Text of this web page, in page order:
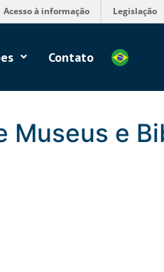
Acesso à informação Legislação
Contato
Museus e